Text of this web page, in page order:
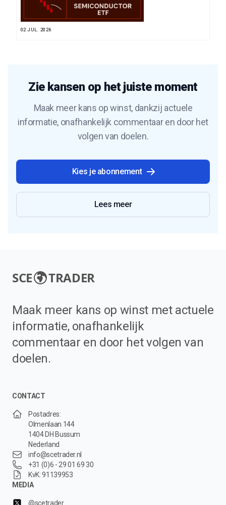
02 JUL. 2026
Zie kansen op het juiste moment
Maak meer kans op winst, dankzij actuele
informatie, onafhankelijk commentaar en door het
volgen van doelen.
Kies je abonnement
Lees meer
SCE TRADER
Maak meer kans op winst met actuele
informatie, onafhankelijk
commentaar en door het volgen van
doelen.
CONTACT
Postadres:
Olmenlaan 144
1404 DH Bussum
Nederland
info@scetrader.nl
+31 (0)6 - 29 01 69 30
KvK: 91139953
MEDIA
@scetrader